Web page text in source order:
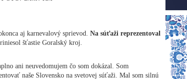
aj karnevalový sprievod. Na súťaži reprezentoval
šťastie Goralský kroj.
ani neuvedomujem čo som dokázal. Som
naše Slovensko na svetovej súťaži. Mal som silnú